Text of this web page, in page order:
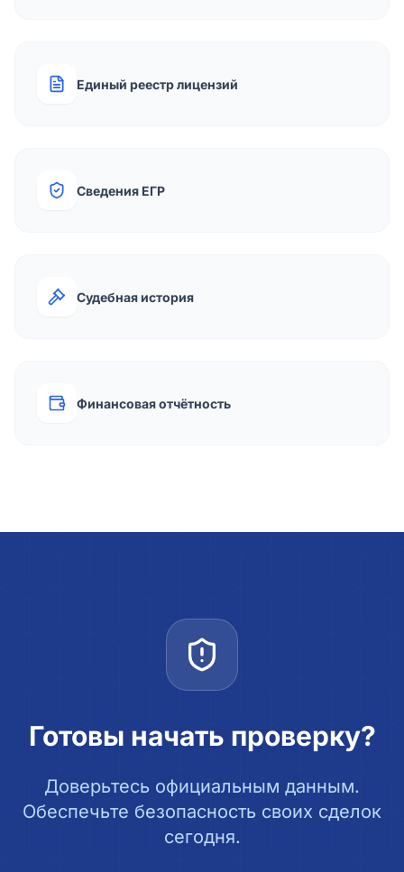
Единый реестр лицензий
Сведения ЕГР
Судебная история
Финансовая отчётность
Готовы начать проверку?
Доверьтесь официальным данным.
Обеспечьте безопасность своих сделок
сегодня.